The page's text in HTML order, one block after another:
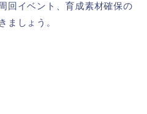
回イベント、育成素材確保の
ましょう。